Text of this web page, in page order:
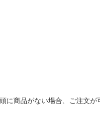
に商品がない場合、ご注文が